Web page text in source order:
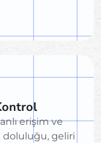
erişim ve
doluluğu, geliri